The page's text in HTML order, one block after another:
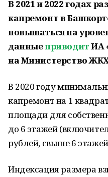
В 2021 и 2022 годах
капремонт в
повышаться на
данныеприводитИА
на Министерство
В 2020 году
капремонт на 1
площади для
до 6 этажей
рублей, свыше 6 этажей
Индексация размера